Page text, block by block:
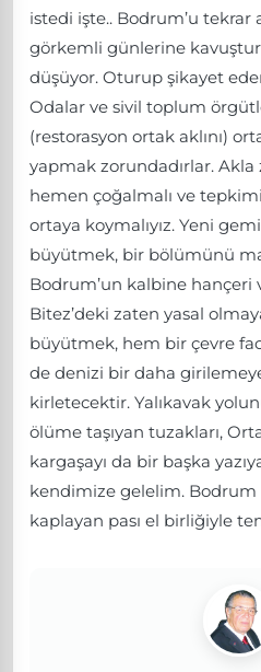
istedi işte.. Bodrum’u tekrar
görkemli günlerine
düşüyor. Oturup şikayet
Odalar ve sivil toplum
(restorasyon ortak aklını)
yapmak zorundadırlar.
hemen çoğalmalı ve
ortaya koymalıyız. Yeni
büyütmek, bir bölümünü
Bodrum’un kalbine hançeri
Bitez’deki zaten yasal
büyütmek, hem bir çevre
de denizi bir daha
kirletecektir. Yalıkavak
ölüme taşıyan tuzakları,
kargaşayı da bir başka
kendimize gelelim. Bodrum
kaplayan pası el birliğiyle